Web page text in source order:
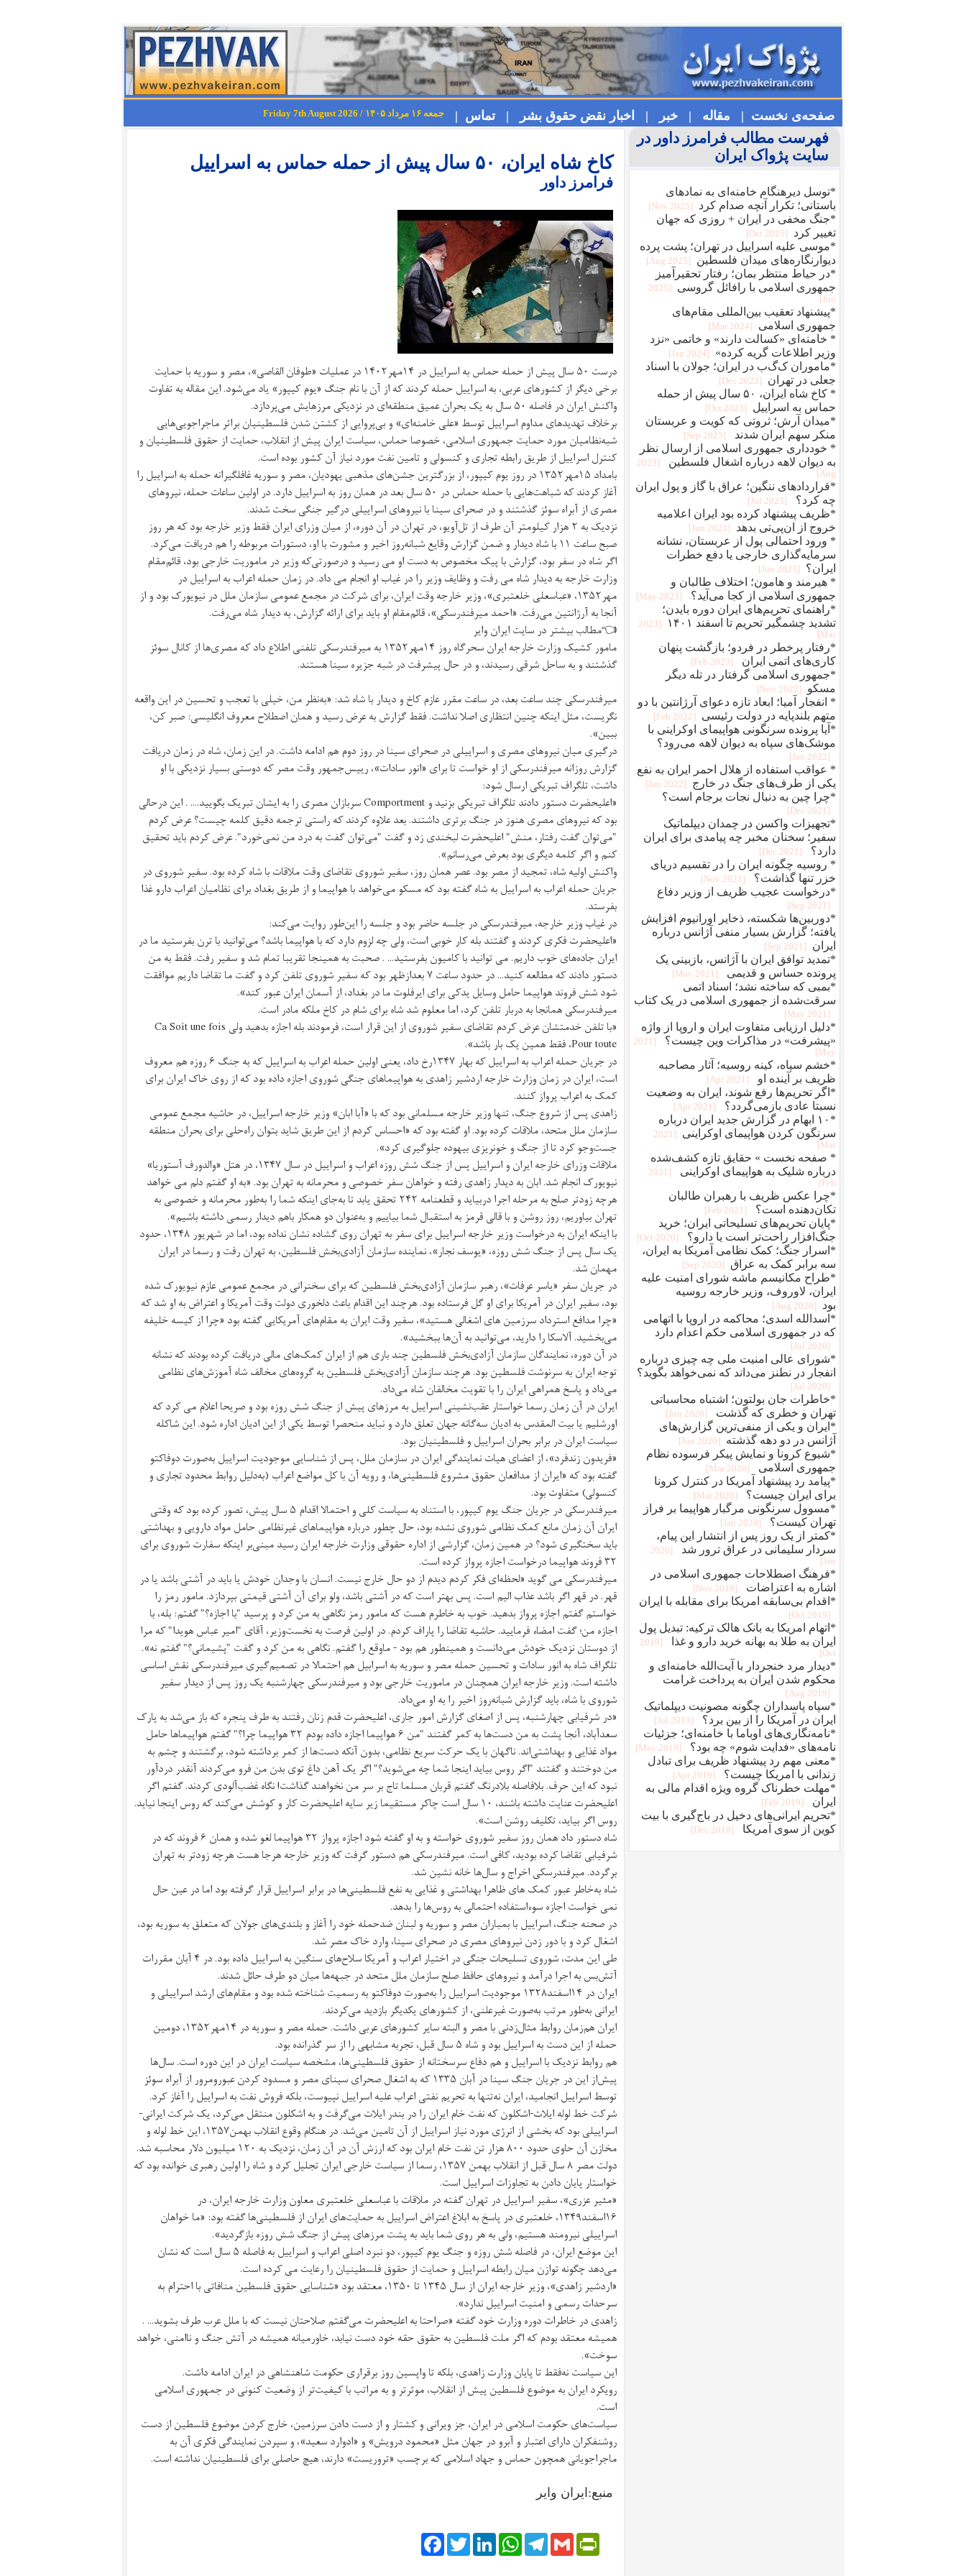
صفحه‌ی نخست | مقاله | خبر | اخبار نقض حقوق بشر | تماس | جمعه ۱۶ مرداد ۱۴۰۵ / Friday 7th August 2026
کاخ شاه ایران، ۵۰ سال پیش از حمله حماس به اسراییل
فرامرز داور
درست ۵۰ سال پیش از حمله حماس به اسراییل در ۱۴مهر۱۴۰۲ در عملیات «طوفان القاصی»، مصر و سوریه با حمایت
برخی دیگر از کشورهای عربی، به اسراییل حمله کردند که از آن با نام جنگ «یوم کیپور» یاد می‌شود. این مقاله به تفاوت
واکنش ایران در فاصله ۵۰ سال به یک بحران عمیق منطقه‌ای در نزدیکی مرزهایش می‌پردازد.
برخلاف تهدیدهای مداوم اسراییل توسط «علی خامنه‌ای» و بی‌پروایی از کشتن شدن فلسطینیان براثر ماجراجویی‌هایی
شبه‌نظامیان مورد حمایت جمهوری اسلامی، خصوصا حماس، سیاست ایران پیش از انقلاب، حمایت از حقوق فلسطینیان و
کنترل اسراییل از طریق رابطه تجاری و کنسولی و تامین نفت مورد نیاز آن کشور بوده است.
بامداد ۱۵مهر۱۳۵۲ در روز یوم کیپور، از بزرگترین جشن‌های مذهبی یهودیان، مصر و سوریه غافلگیرانه حمله به اسراییل را
آغاز کردند که شباهت‌هایی با حمله حماس در ۵۰ سال بعد در همان روز به اسراییل دارد. در اولین ساعات حمله، نیروهای
مصری از آبراه سوئز گذشتند و در صحرای سینا با نیروهای اسراییلی درگیر جنگی سخت شدند.
نزدیک به ۲ هزار کیلومتر آن طرف از تل‌آویو، در تهران در آن دوره، از میان وزرای ایران فقط وزیر خارجه بود که هر روز
صبح ساعت ۱۱ با شاه دیدار و ضمن گزارش وقایع شبانه‌روز اخیر و مشورت با او، دستورات مربوطه را هم دریافت می‌کرد.
اگر شاه در سفر بود، گزارش با پیک مخصوص به دست او می رسید و درصورتی‌که وزیر در ماموریت خارجی بود، قائم‌مقام
وزارت خارجه به دیدار شاه می رفت و وظایف وزیر را در غیاب او انجام می داد. در زمان حمله اعراب به اسراییل در
مهر۱۳۵۲، «عباسعلی خلعتبری»، وزیر خارجه وقت ایران، برای شرکت در مجمع عمومی سازمان ملل در نیویورک بود و از
آنجا به آرژانتین می‌رفت. «احمد میرفندرسکی»، قائم‌مقام او باید برای ارائه گزارش، به دیدار شاه می‌رفت.
👈مطالب بیشتر در سایت ایران وایر
مامور کشیک وزارت خارجه ایران سحرگاه روز ۱۴مهر۱۳۵۲ به میرفندرسکی تلفنی اطلاع داد که مصری‌ها از کانال سوئز
گذشتند و به ساحل شرقی رسیدند، و در حال پیشرفت در شبه جزیره سینا هستند.
میرفندرسکی چند ساعت بعد، در ساعت مقرر عازم کاخ و دیدار با شاه شد: «به‌نظر من، خیلی با تعجب و تحسین در این واقعه
نگریست، مثل اینکه چنین انتظاری اصلا نداشت. فقط گزارش به عرض رسید و همان اصطلاح معروف انگلیسی: صبر کن،
ببين».
درگیری میان نیروهای مصری و اسراییلی در صحرای سینا در روز دوم هم ادامه داشت. در این زمان، شاه در زمان دریافت
گزارش روزانه میرفندرسکی از او خواست تا برای «انور سادات»، رییس‌جمهور وقت مصر که دوستی بسیار نزدیکی با او
داشت، تلگراف تبریکی ارسال شود:
«اعلیحضرت دستور دادند تلگراف تبریکی بزنید و Comportment سربازان مصری را به ایشان تبریک بگویید.... . این درحالی
بود که نیروهای مصری هنوز در جنگ برتری داشتند. بعد علاوه کردند که راستی ترجمه دقیق کلمه چیست؟ عرض کردم
"می‌توان گفت رفتار، منش" اعلیحضرت لبخندی زد و گفت "می‌توان گفت به درد من نمی‌خورد". عرض کردم باید تحقیق
کنم و اگر کلمه دیگری بود بعرض می‌رسانم».
واکنش اولیه شاه، تمجید از مصر بود. عصر همان روز، سفیر شوروی تقاضای وقت ملاقات با شاه کرده بود. سفیر شوروی در
جریان حمله اعراب به اسراییل به شاه گفته بود که مسکو می‌خواهد با هواپیما و از طریق بغداد برای نظامیان اعراب دارو غذا
بفرستد.
در غیاب وزیر خارجه، میرفندرسکی در جلسه حاضر بود و جلسه را این‌طور روایت می‌کند:
«اعلیحضرت فکری کردند و گفتند بله کار خوبی است، ولی چه لزوم دارد که با هواپیما باشد؟ می‌توانید با ترن بفرستید ما در
ایران جاده‌های خوب داریم. می توانید با کامیون بفرستید... . صحبت به همینجا تقریبا تمام شد و سفیر رفت. فقط به من
دستور دادند که مطالعه کنید... در حدود ساعت ۷ بعدازظهر بود که سفیر شوروی تلفن کرد و گفت ما تقاضا داریم موافقت
شود شش فروند هواپیما حامل وسایل یدکی برای ایرفلوت ما در بغداد، از آسمان ایران عبور کند».
میرفندرسکی همانجا به دربار تلفن کرد، اما معلوم شد شاه برای شام در کاخ ملکه مادر است.
«با تلفن خدمتشان عرض کردم تقاضای سفیر شوروی از این قرار است، فرمودند بله اجازه بدهید ولی Ca Soit une fois
Pour toute، فقط همین یک بار باشد».
در جریان حمله اعراب به اسراییل که بهار ۱۳۴۷رخ داد، یعنی اولین حمله اعراب به اسراییل که به جنگ ۶ روزه هم معروف
است، ایران در زمان وزارت خارجه اردشیر زاهدی به هواپیماهای جنگی شوروی اجازه داده بود که از روی خاک ایران برای
کمک به اعراب پرواز کنند.
زاهدی پس از شروع جنگ، تنها وزیر خارجه مسلمانی بود که با «آبا ابان» وزیر خارجه اسراییل، در حاشیه مجمع عمومی
سازمان ملل متحد، ملاقات کرده بود. او گفته بود که «احساس کردم از این طریق شاید بتوان راه‌حلی برای بحران منطقه
جست‌وجو کرد تا از جنگ و خونریزی بیهوده جلوگیری کرد».
ملاقات وزرای خارجه ایران و اسراییل پس از جنگ شش روزه اعراب و اسراییل در سال ۱۳۴۷، در هتل «والدورف آستوریا»
نیویورک انجام شد. ابان به دیدار زاهدی رفته و خواهان سفر خصوصی و محرمانه به تهران بود. «به او گفتم دلم می خواهد
هرچه زودتر صلح به مرحله اجرا دربیاید و قطعنامه ۲۴۲ تحقق یابد تا به‌جای اینکه شما را به‌طور محرمانه و خصوصی به
تهران بیاوریم، روز روشن و با قالی قرمز به استقبال شما بیاییم و به‌عنوان دو همکار باهم دیدار رسمی داشته باشیم».
با اینکه ایران به درخواست وزیر خارجه اسراییل برای سفر به تهران روی گشاده نشان نداده بود، اما در شهریور ۱۳۴۸، حدود
یک سال پس از جنگ شش روزه، «یوسف نجار»، نماینده سازمان آزادی‌بخش فلسطین، به تهران رفت و رسما در ایران
مهمان شد.
در جریان سفر «یاسر عرفات»، رهبر سازمان آزادی‌بخش فلسطین که برای سخنرانی در مجمع عمومی عازم نیویورک شده
بود، سفیر ایران در آمریکا برای او گل فرستاده بود. هرچند این اقدام باعث دلخوری دولت وقت آمریکا و اعتراض به او شد که
«چرا مدافع استرداد سرزمین های اشغالی هستید»، سفیر وقت ایران به مقام‌های آمریکایی گفته بود «چرا از کیسه خلیفه
می‌بخشید. آلاسکا را دارید، می‌توانید به آن‌ها ببخشید».
در آن دوره، نمایندگان سازمان آزادی‌بخش فلسطین چند باری هم از ایران کمک‌های مالی دریافت کرده بودند که نشانه
توجه ایران به سرنوشت فلسطین بود. هرچند سازمان آزادی‌بخش فلسطین به گروه‌های مخالف شاه آموزش‌های نظامی
می‌داد و پاسخ همراهی ایران را با تقویت مخالفان شاه می‌داد.
ایران در آن زمان رسما خواستار عقب‌نشینی اسراییل به مرزهای پیش از جنگ شش روزه بود و صریحا اعلام می کرد که
اورشلیم یا بیت المقدس به ادیان سه‌گانه جهان تعلق دارد و نباید منحصرا توسط یکی از این ادیان اداره شود. این شاکله
سیاست ایران در برابر بحران اسراییل و فلسطینیان بود.
«فریدون زندفرد»، از اعضای هیات نمایندگی ایران در سازمان ملل، پس از شناسایی موجودیت اسراییل به‌صورت دوفاکتو
گفته بود که «ایران از مدافعان حقوق مشروع فلسطینی‌ها، و رویه آن با کل مواضع اعراب (به‌دلیل روابط محدود تجاری و
کنسولی) متفاوت بود.
میرفندرسکی در جریان جنگ یوم کیپور، با استناد به سیاست کلی و احتمالا اقدام ۵ سال پیش، تصور کرده بود که وقتی
ایران آن زمان مانع کمک نظامی شوروی نشده بود، حال چطور درباره هواپیماهای غیرنظامی حامل مواد دارویی و بهداشتی
باید سختگیری شود؟ در همین زمان، گزارشی از اداره حقوقی وزارت خارجه ایران رسید مبنی‌بر اینکه سفارت شوروی برای
۳۲ فروند هواپیما درخواست اجازه پرواز کرده است.
میرفندرسکی می گوید «لحظه‌ای فکر کردم دیدم از دو حال خارج نیست. انسان با وجدان خودش یا باید در آشتی باشد یا در
قهر. در قهر اگر باشد عذاب الیم است. پس بهتر است که در آشتی باشد، ولو برای آن آشتی قیمتی بپردازد. مامور رمز را
خواستم گفتم اجازه پرواز بدهید. خوب به خاطرم هست که مامور رمز نگاهی به من کرد و پرسید "با اجازه؟" گفتم: بله، با
اجازه من؛ گفت امضاء فرمایید. حاشیه تقاضا را پاراف کردم. در اولین فرصت به نخست‌وزیر، آقای "امیر عباس هویدا" که مرا
از دوستان نزدیک خودش می‌دانست و همینطور هم بود - ماوقع را گفتم. نگاهی به من کرد و گفت "پشیمانی؟" گفتم نه».
تلگراف شاه به انور سادات و تحسین حمله مصر و سوریه به اسرابیل هم احتمالا در تصمیم‌گیری میرفندرسکی نقش اساسی
داشته است. وزیر خارجه ایران همچنان در ماموریت خارجی بود و میرفندرسکی چهارشنبه یک روز پس از دیدار سفیر
شوروی با شاه، باید گزارش شبانه‌روز اخیر را به او می‌داد.
«در شرفیابی چهارشنبه، پس از اصغای گزارش امور جاری، اعلیحضرت قدم زنان رفتند به طرف پنجره که باز می‌شد به پارک
سعدآباد، آنجا پشت به من دست‌ها به کمر گفتند "من ۶ هواپیما اجازه داده بودم ۳۲ هواپیما چرا؟" گفتم هواپیماها حامل
مواد غذایی و بهداشتی‌اند. ناگهان با یک حرکت سریع نظامی، بدون آنکه دست‌ها از کمر برداشته شود، برگشتند و چشم به
من دوختند و گفتند "اگر روس بیاید اینجا شما چه می‌شوید؟" اگر یک آهن داغ توی بدن من فرو می‌کردند آنقدر دردآور
نبود که این حرف. بلافاصله بلادرنگ گفتم قربان مسلما تاج بر سر من نخواهند گذاشت! نگاه غضب‌آلودی کردند. گفتم اگر
اعلیحضرت عنایت داشته باشند، ۱۰ سال است چاکر مستقیما زیر سایه اعلیحضرت کار و کوشش می‌کند که روس اینجا نیاید.
روس اگر بیاید، تکلیف روشن است».
شاه دستور داد همان روز سفیر شوروی خواسته و به او گفته شود اجازه پرواز ۳۲ هواپیما لغو شده و همان ۶ فروند که در
شرفیابی تقاضا کرده بودید، کافی است. میرفندرسکی هم دستور گرفت که وزیر خارجه هرجا هست هرچه زودتر به تهران
برگردد. میرفندرسکی اخراج و سال‌ها خانه نشین شد.
شاه به‌خاطر عبور کمک های ظاهرا بهداشتی و غذایی به نفع فلسطینی‌ها در برابر اسراییل قرار گرفته بود اما در عین حال
نمی خواست اجازه سوءاستفاده احتمالی به روس‌ها را بدهد.
در صحنه جنگ، اسراییل با بمباران مصر و سوریه و لبنان ضدحمله خود را آغاز و بلندی‌های جولان که متعلق به سوریه بود،
اشغال کرد و با دور زدن نیروهای مصری در صحرای سینا، وارد خاک مصر شد.
طی این مدت، شوروی تسلیحات جنگی در اختیار اعراب و آمریکا سلاح‌های سنگین به اسراییل داده بود. در ۴ آبان مقررات
آتش‌بس به اجرا درآمد و نیروهای حافظ صلح سازمان ملل متحد در جبهه‌ها میان دو طرف حائل شدند.
ایران در ۱۴اسفند۱۳۲۸ موجودیت اسراییل را به‌صورت دوفاکتو به رسمیت شناخته شده بود و مقام‌های ارشد اسراییلی و
ایرانی به‌طور مرتب به‌صورت غیرعلنی، از کشورهای یکدیگر بازدید می‌کردند.
ایران هم‌زمان روابط مثال‌زدنی با مصر و البته سایر کشورهای عربی داشت. حمله مصر و سوریه در ۱۴مهر۱۳۵۲، دومین
حمله از این دست به اسراییل بود و شاه ۵ سال قبل، تجربه مشابهی را از سر گذرانده بود.
هم روابط نزدیک با اسراییل و هم دفاع سرسختانه از حقوق فلسطینی‌ها، مشخصه سیاست ایران در این دوره است. سال‌ها
پیش‌از این در جریان جنگ سینا در آبان ۱۳۳۵ که به اشغال صحرای سینای مصر و مسدود کردن عبور‌و‌مرور از آبراه سوئز
توسط اسراییل انجامید، ایران نه‌تنها به تحریم نفتی اعراب علیه اسراییل نپیوست، بلکه فروش نفت به اسراییل را آغاز کرد.
شرکت خط لوله ایلات-اشکلون که نفت خام ایران را در بندر ایلات می‌گرفت و به اشکلون منتقل می‌کرد، یک شرکت ایرانی-
اسراییلی بود که بخشی از انرژی مورد نیاز اسراییل از آن تامین می‌شد. در هنگام وقوع انقلاب بهمن۱۳۵۷، این خط لوله و
مخازن آن حاوی حدود ۸۰۰ هزار تن نفت خام ایران بود که ارزش آن در آن زمان، نزدیک به ۱۲۰ میلیون دلار محاسبه شد.
دولت مصر ۸ سال قبل از انقلاب بهمن ۱۳۵۷، رسما از سیاست خارجی ایران تجلیل کرد و شاه را اولین رهبری خوانده بود که
خواستار پایان دادن به تجاوزات اسراییل است.
«مئیر عزری»، سفیر اسراییل در تهران گفته در ملاقات با عباسعلی خلعتبری معاون وزارت خارجه ایران، در
۱۶اسفند۱۳۴۹، خلعتبری در پاسخ به ابلاغ اعتراض اسراییل به حمایت‌های ایران از فلسطینی‌ها گفته بود: «ما خواهان
اسراییلی نیرومند هستیم، ولی به هر روی شما باید به پشت مرزهای پیش از جنگ شش روزه بازگردید».
این موضع ایران، در فاصله شش روزه و جنگ یوم کیپور، دو نبرد اصلی اعراب و اسراییل به فاصله ۵ سال است که نشان
می‌دهد چگونه توازن میان رابطه اسراییل و حمایت از حقوق فلسطینیان را رعایت می کرده است.
«اردشیر زاهدی»، وزیر خارجه ایران از سال ۱۳۴۵ تا ۱۳۵۰، معتقد بود «شناسایی حقوق فلسطین منافاتی با احترام به
سرحدات رسمی و امنیت اسراییل ندارد».
زاهدی در خاطرات دوره وزارت خود گفته «صراحتا به اعلیحضرت می‌گفتم صلاحتان نیست که با ملل عرب طرف بشوید... .
همیشه معتقد بودم که اگر ملت فلسطین به حقوق حقه خود دست نیابد، خاورمیانه همیشه در آتش جنگ و ناامنی، خواهد
سوخت».
این سیاست نه‌فقط تا پایان وزارت زاهدی، بلکه تا واپسین روز برقراری حکومت شاهنشاهی در ایران ادامه داشت.
رویکرد ایران به موضوع فلسطین پیش از انقلاب، موثرتر و به مراتب با کیفیت‌تر از وضعیت کنونی در جمهوری اسلامی
است.
سیاست‌های حکومت اسلامی در ایران، جز ویرانی و کشتار و از دست دادن سرزمین، خارج کردن موضوع فلسطین از دست
روشنفکران دارای اعتبار و آبرو در جهان مثل «محمود درویش» و «ادوارد سعید»، و سپردن نمایندگی فکری آن به
ماجراجویانی همچون حماس و جهاد اسلامی که برچسب «تروریست» دارند، هیچ حاصلی برای فلسطینیان نداشته است.
منبع:ایران وایر
FacebookTwitterLinkedIn
WhatsAppTelegramGmail
PrintFriendly
فهرست مطالب فرامرز داور در
سایت پژواک ایران
*توسل دیرهنگام خامنه‌ای به نمادهای
باستانی؛ تکرار آنچه صدام کرد
[2025 Nov]
*جنگ مخفی در ایران + روزی که جهان
تغییر کرد
[2025 Oct]
*موسی علیه اسراییل در تهران؛ پشت پرده
دیوارنگاره‌های میدان فلسطین
[2025 Aug]
*در حیاط منتظر بمان؛ رفتار تحقیرآمیز
جمهوری اسلامی با رافائل گروسی
[2025
Jun]
*پیشنهاد تعقیب بین‌المللی مقام‌های
جمهوری اسلامی
[2024 Mar]
* خامنه‌ای «کسالت دارند» و خاتمی «نزد
وزیر اطلاعات گریه کرده»
[2024 Jan]
*ماموران ک‌گ‌ب در ایران؛ جولان با اسناد
جعلی در تهران
[2023 Dec]
* کاخ شاه ایران، ۵۰ سال پیش از حمله
حماس به اسراییل
[2023 Oct]
*میدان آرش؛ ثروتی که کویت و عربستان
منکر سهم ایران شدند
[2023 Sep]
* خودداری جمهوری اسلامی از ارسال نظر
به دیوان لاهه درباره اشغال فلسطین
[2023
Aug]
*قراردادهای ننگین؛ عراق با گاز و پول ایران
چه کرد؟
[2023 Jul]
*ظریف پیشنهاد کرده بود ایران اعلامیه
خروج از ان‌پی‌تی بدهد
[2023 Jun]
* ورود احتمالی پول از عربستان، نشانه
سرمایه‌گذاری خارجی یا دفع خطرات
ایران؟
[2023 Jun]
* هیرمند و هامون؛ اختلاف طالبان و
جمهوری اسلامی از کجا می‌آید؟
[2023 May]
*راهنمای تحریم‌های ایران دوره بایدن؛
تشدید چشمگیر تحریم تا اسفند ۱۴۰۱
[2023
Mar]
*رفتار پرخطر در فردو؛ بازگشت پنهان
کاری‌های اتمی ایران
[2023 Feb]
*جمهوری اسلامی گرفتار در تله دیگر
مسکو
[2022 Nov]
* انفجار آمیا؛ ابعاد تازه دعوای آرژانتین با دو
متهم بلندپایه در دولت رئیسی
[2022 Feb]
*آیا پرونده سرنگونی هواپیمای اوکراینی با
موشک‌های سپاه به دیوان لاهه می‌رود؟
[2022 Jan]
* عواقب استفاده از هلال احمر ایران به نفع
یکی از طرف‌های جنگ در خارج
[2022 Jan]
*چرا چین به دنبال نجات برجام است؟
[2021 Dec]
*تجهیزات واکسن در چمدان دیپلماتیک
سفیر؛ سخنان مخبر چه پیامدی برای ایران
دارد؟
[2021 Dec]
* روسیه چگونه ایران را در تقسیم دریای
خزر تنها گذاشت؟
[2021 Nov]
*درخواست عجیب ظریف از وزیر دفاع
[2021 Sep]
*دوربین‌ها شکسته، ذخایر اورانیوم افزایش
یافته؛ گزارش بسیار منفی آژانس درباره
ایران
[2021 Sep]
*تمدید توافق ایران با آژانس، بازبینی یک
پرونده حساس و قدیمی
[2021 May]
*بمبی که ساخته نشد؛ اسناد اتمی
سرقت‌شده از جمهوری اسلامی در یک کتاب
[2021 May]
*دلیل ارزیابی متفاوت ایران و اروپا از واژه
«پیشرفت» در مذاکرات وین چیست؟
[2021
May]
*خشم سپاه، کینه روسیه؛ آثار مصاحبه
ظریف بر آینده او
[2021 Apr]
*اگر تحریم‌ها رفع شوند، ایران به وضعیت
نسبتا عادی بازمی‌گردد؟
[2021 Apr]
*۱۰ ابهام در گزارش جدید ایران درباره
سرنگون کردن هواپیمای اوکراینی
[2021
Mar]
* صفحه نخست » حقایق تازه کشف‌شده
درباره شلیک به هواپیمای اوکراینی
[2021
Feb]
*چرا عکس ظریف با رهبران طالبان
تکان‌دهنده است؟
[2021 Feb]
*پایان تحریم‌های تسلیحاتی ایران؛ خرید
جنگ‌افزار راحت‌تر است یا دارو؟
[2020 Oct]
*اسرار جنگ؛ کمک نظامی آمریکا به ایران،
سه برابر کمک به عراق
[2020 Sep]
*طراح مکانیسم ماشه شورای امنیت علیه
ایران، لاوروف، وزیر خارجه روسیه
بود
[2020 Aug]
*اسدالله اسدی؛ محاکمه در اروپا با اتهامی
که در جمهوری اسلامی حکم اعدام دارد
[2020 Jul]
*شورای عالی امنیت ملی چه چیزی درباره
انفجار در نطنز می‌داند که نمی‌خواهد بگوید؟
[2020 Jul]
*خاطرات جان بولتون؛ اشتباه محاسباتی
تهران و خطری که گذشت
[2020 Jun]
*ایران و یکی از منفی‌ترین گزارش‌های
آژانس در دو دهه گذشته
[2020 Jun]
*شیوع کرونا و نمایش پیکر فرسوده نظام
جمهوری اسلامی
[2020 Mar]
*پیامد رد پیشنهاد آمریکا در کنترل کرونا
برای ایران چیست؟
[2020 Mar]
*مسوول سرنگونی مرگبار هواپیما بر فراز
تهران کیست؟
[2020 Jan]
*کمتر از یک روز پس از انتشار این پیام،
سردار سلیمانی در عراق ترور شد
[2020
Jan]
*فرهنگ اصطلاحات جمهوری اسلامی در
اشاره به اعتراضات
[2019 Nov]
*اقدام بی‌سابقه امریکا برای مقابله با ایران
[2019 Oct]
*اتهام امریکا به بانک هالک ترکیه: تبدیل پول
ایران به طلا به بهانه خرید دارو و غذا
[2019
Oct]
*دیدار مرد خنجردار با آیت‌الله خامنه‌ای و
محکوم شدن ایران به پرداخت غرامت
[2019 Aug]
*سپاه پاسداران چگونه مصونیت دیپلماتیک
ایران در آمریکا را از بین برد؟
[2019 Jul]
*نامه‌نگاری‌های اوباما با خامنه‌ای؛ جزئیات
نامه‌های «فدایت شوم» چه بود؟
[2019 May]
*معنی مهم رد پیشنهاد ظریف برای تبادل
زندانی با امریکا چیست؟
[2019 Apr]
*مهلت خطرناک گروه ویژه اقدام مالی به
ایران
[2019 Feb]
*تحریم ایرانی‌های دخیل در باج‌گیری با بیت
کوین از سوی آمریکا
[2018 Dec]